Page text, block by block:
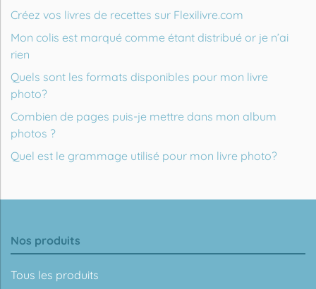
Créez vos livres de recettes sur Flexilivre.com
Mon colis est marqué comme étant distribué or je n’ai
rien
Quels sont les formats disponibles pour mon livre
photo?
Combien de pages puis-je mettre dans mon album
photos ?
Quel est le grammage utilisé pour mon livre photo?
Nos produits
Tous les produits